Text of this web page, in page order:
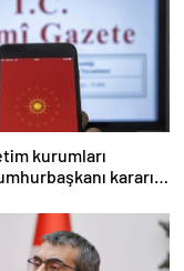
kurumları
kararı